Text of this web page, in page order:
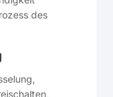
des